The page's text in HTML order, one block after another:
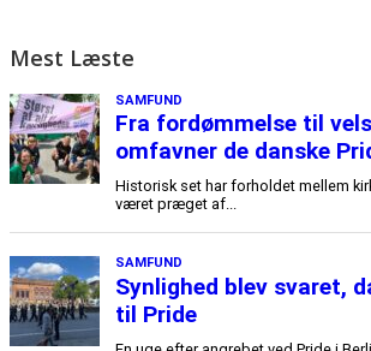
Mest Læste